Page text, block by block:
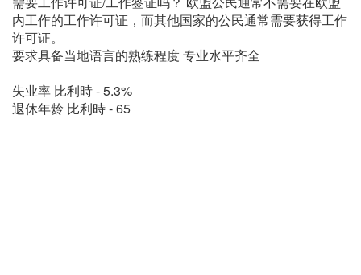
内工作的工作许可证，而其他国家的公民通常需要获得工作
许可证。
要求具备当地语言的熟练程度 专业水平齐全
失业率 比利時 - 5.3%
退休年龄 比利時 - 65